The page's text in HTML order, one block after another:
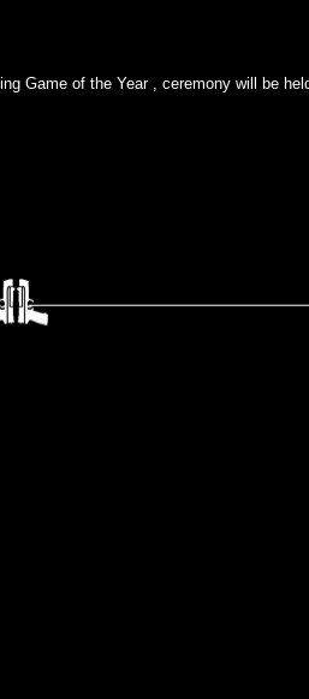
Game of the Year , ceremony will be